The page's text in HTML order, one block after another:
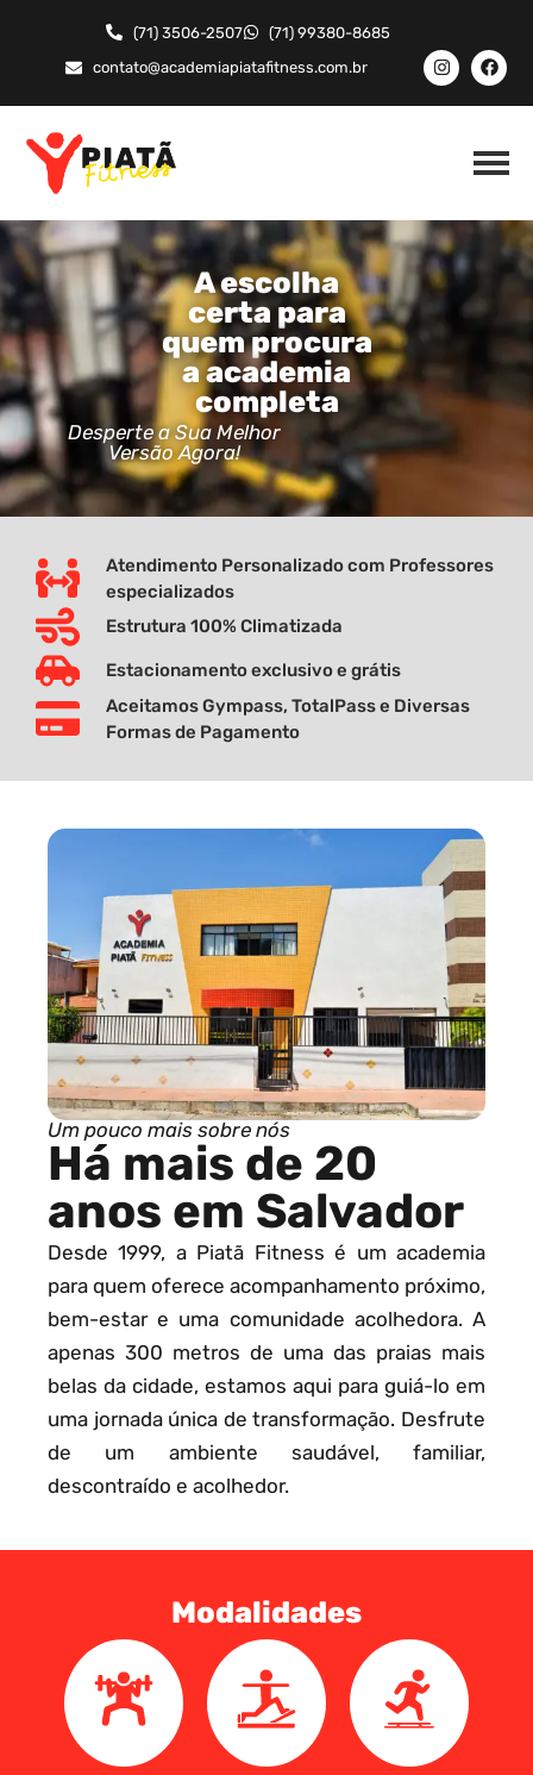
(71) 3506-2507
(71) 99380-8685
contato@academiapiatafitness.com.br
A escolha
certa para
quem procura
a academia
completa
Desperte a Sua Melhor
Versão Agora!
Atendimento Personalizado com Professores
especializados
Estrutura 100% Climatizada
Estacionamento exclusivo e grátis
Aceitamos Gympass, TotalPass e Diversas
Formas de Pagamento
Um pouco mais sobre nós
Há mais de 20
anos em Salvador
Desde 1999, a Piatã Fitness é um academia
para quem oferece acompanhamento próximo,
bem-estar e uma comunidade acolhedora. A
apenas 300 metros de uma das praias mais
belas da cidade, estamos aqui para guiá-lo em
uma jornada única de transformação. Desfrute
de um ambiente saudável, familiar,
descontraído e acolhedor.
Modalidades